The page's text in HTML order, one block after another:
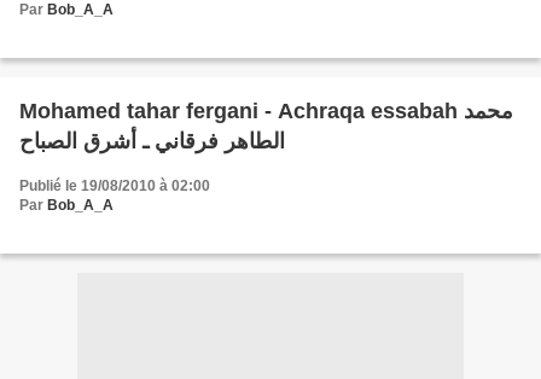
Par Bob_A_A
Mohamed tahar fergani - Achraqa essabah محمد
الطاهر فرقاني ـ أشرق الصباح
Publié le 19/08/2010 à 02:00
Par Bob_A_A